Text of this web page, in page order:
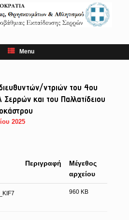
Menu
ντριών του 4ου
και του Παλλατίδειου
2025
Περιγραφή
Μέγεθος
αρχείου
960 KB